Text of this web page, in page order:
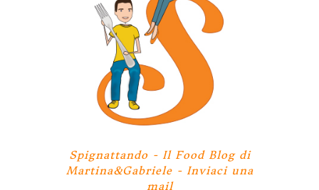
Spignattando - Il Food Blog di
Martina&Gabriele - Inviaci una
mail